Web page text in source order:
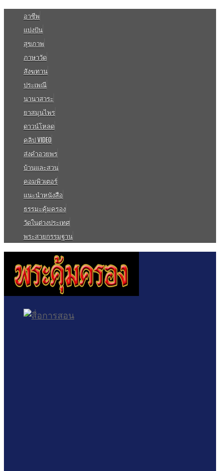
อาชีพ
แบ่งปัน
สุขภาพ
ภาษาวัด
สังฆทาน
ประเพณี
นานาสาระ
ยาสมุนไพร
ดาวน์โหลด
คลิป VIDEO
ส่งคำอวยพร
บ้านและสวน
คอมพิวเตอร์
แนะนำหนังสือ
ธรรมะคุ้มครอง
วัดในต่างประเทศ
พระสายกรรมฐาน